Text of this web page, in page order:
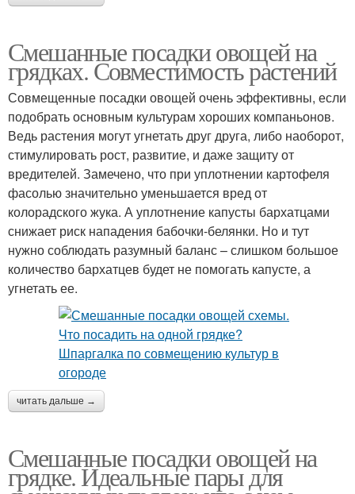
Смешанные посадки овощей на
грядках. Совместимость растений
Совмещенные посадки овощей очень эффективны, если
подобрать основным культурам хороших компаньонов.
Ведь растения могут угнетать друг друга, либо наоборот,
стимулировать рост, развитие, и даже защиту от
вредителей. Замечено, что при уплотнении картофеля
фасолью значительно уменьшается вред от
колорадского жука. А уплотнение капусты бархатцами
снижает риск нападения бабочки-белянки. Но и тут
нужно соблюдать разумный баланс – слишком большое
количество бархатцев будет не помогать капусте, а
угнетать ее.
читать дальше →
Смешанные посадки овощей на
грядке. Идеальные пары для